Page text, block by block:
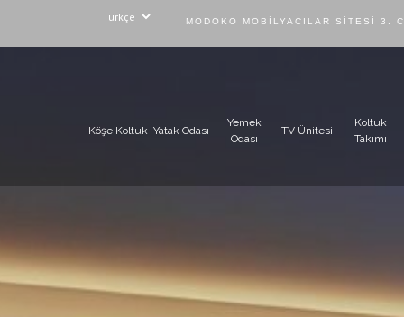
MODOKO MOBILYACILAR SITESI 3.
Köşe Koltuk Yatak Odası
Yemek
Odası
TV Ünitesi
Koltuk
Takımı